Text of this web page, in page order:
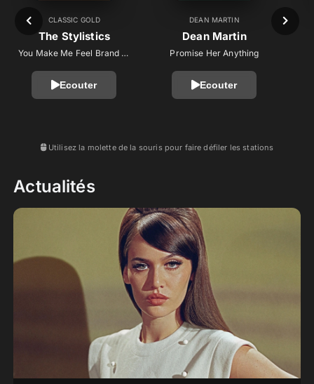
CLASSIC GOLD
The Stylistics
You Make Me Feel Brand New
Ecouter
DEAN MARTIN
Dean Martin
Promise Her Anything
Ecouter
Utilisez la molette de la souris pour faire défiler les stations
Actualités